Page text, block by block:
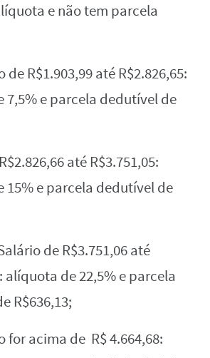
e não tem parcela
de R$1.903,99 até R$2.826,65:
7,5% e parcela dedutível de
até R$3.751,05:
15% e parcela dedutível de
de R$3.751,06 até
alíquota de 22,5% e parcela
R$636,13;
for acima de R$ 4.664,68: